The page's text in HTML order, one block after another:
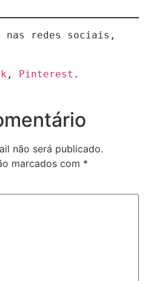
nas redes sociais,
, Pinterest .
não será publicado.
marcados com *